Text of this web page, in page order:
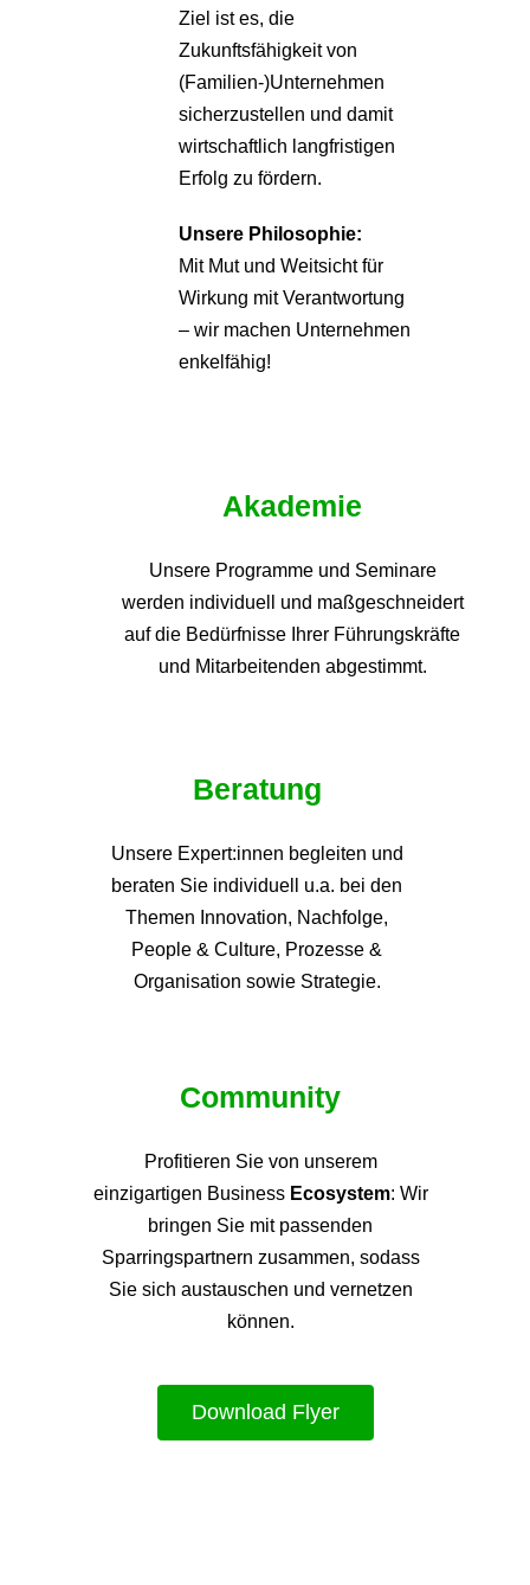
Ziel ist es, die
Zukunftsfähigkeit von
(Familien-)Unternehmen
sicherzustellen und damit
wirtschaftlich langfristigen
Erfolg zu fördern.
Unsere Philosophie:
Mit Mut und Weitsicht für
Wirkung mit Verantwortung
– wir machen Unternehmen
enkelfähig!
Akademie
Unsere Programme und Seminare
werden individuell und maßgeschneidert
auf die Bedürfnisse Ihrer Führungskräfte
und Mitarbeitenden abgestimmt.
Beratung
Unsere Expert:innen begleiten und
beraten Sie individuell u.a. bei den
Themen Innovation, Nachfolge,
People & Culture, Prozesse &
Organisation sowie Strategie.
Community
Profitieren Sie von unserem
einzigartigen Business Ecosystem: Wir
bringen Sie mit passenden
Sparringspartnern zusammen, sodass
Sie sich austauschen und vernetzen
können.
Download Flyer